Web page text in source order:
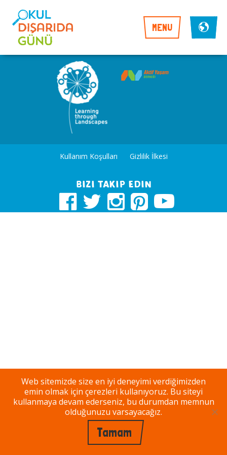
MENU
Kullanım Koşulları Gizlilik İlkesi
Bizi takip edin
Web sitemizde size en iyi deneyimi verdiğimizden
emin olmak için çerezleri kullanıyoruz. Bu siteyi
kullanmaya devam ederseniz, bu durumdan memnun
olduğunuzu varsayacağız.
Tamam